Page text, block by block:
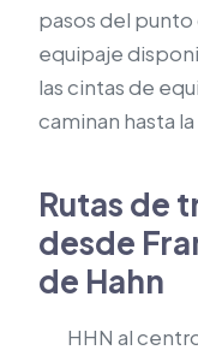
pasos del
equipaje
las cintas de
caminan hasta
Rutas de
desde
de Hahn
HHN al